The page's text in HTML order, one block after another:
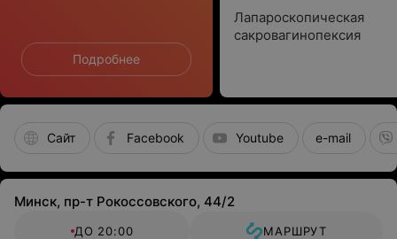
Подробнее
Лапароскопическая
сакровагинопексия
Сайт Facebook Youtube e-mail
Минск, пр-т Рокоссовского, 44/2
ДО 20:00 МАРШРУТ